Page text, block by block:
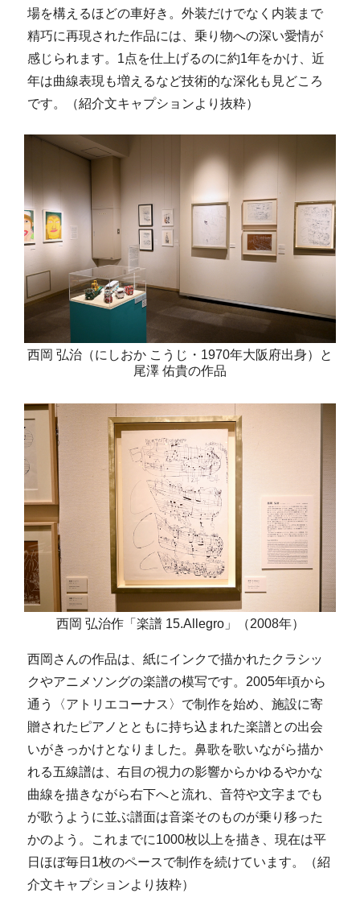
場を構えるほどの車好き。外装だけでなく内装まで
精巧に再現された作品には、乗り物への深い愛情が
感じられます。1点を仕上げるのに約1年をかけ、近
年は曲線表現も増えるなど技術的な深化も見どころ
です。（紹介文キャプションより抜粋）
西岡 弘治（にしおか こうじ・1970年大阪府出身）と
尾澤 佑貴の作品
西岡 弘治作「楽譜 15.Allegro」（2008年）
西岡さんの作品は、紙にインクで描かれたクラシッ
クやアニメソングの楽譜の模写です。2005年頃から
通う〈アトリエコーナス〉で制作を始め、施設に寄
贈されたピアノとともに持ち込まれた楽譜との出会
いがきっかけとなりました。鼻歌を歌いながら描か
れる五線譜は、右目の視力の影響からかゆるやかな
曲線を描きながら右下へと流れ、音符や文字までも
が歌うように並ぶ譜面は音楽そのものが乗り移った
かのよう。これまでに1000枚以上を描き、現在は平
日ほぼ毎日1枚のペースで制作を続けています。（紹
介文キャプションより抜粋）